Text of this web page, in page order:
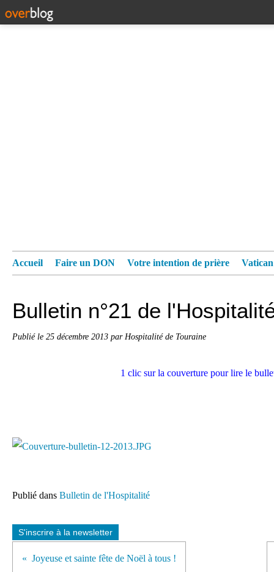
Accueil Faire un DON Votre intention de prière
Bulletin n°21 de
Publié le 25 décembre 2013 par Hospitalité de Touraine
1 clic sur la couverture pour lire le
Publié dans Bulletin de l'Hospitalité
S'inscrire à la newsletter
Joyeuse et sainte fête de Noël à tous !